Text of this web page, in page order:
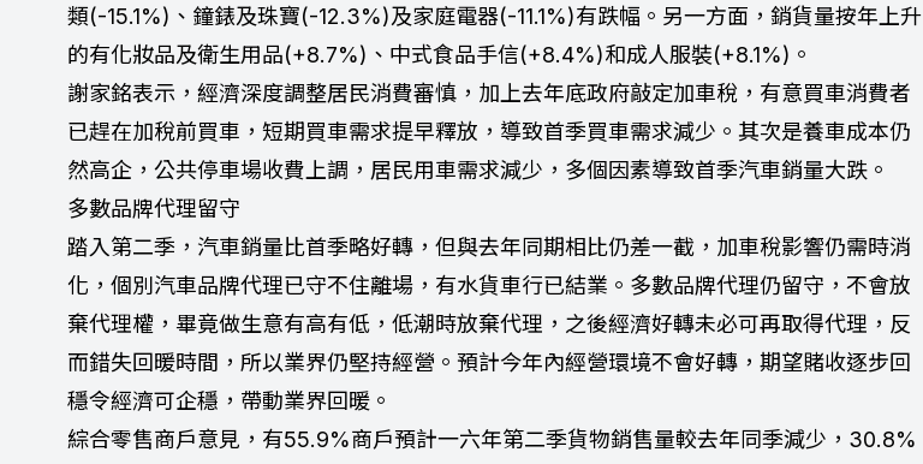
類(-15.1%)、鐘錶及珠寶(-12.3%)及家庭電器(-11.1%)有跌幅。另一方面，銷貨量按年上升
的有化妝品及衛生用品(+8.7%)、中式食品手信(+8.4%)和成人服裝(+8.1%)。
謝家銘表示，經濟深度調整居民消費審慎，加上去年底政府敲定加車稅，有意買車消費者
已趕在加稅前買車，短期買車需求提早釋放，導致首季買車需求減少。其次是養車成本仍
然高企，公共停車場收費上調，居民用車需求減少，多個因素導致首季汽車銷量大跌。
多數品牌代理留守
踏入第二季，汽車銷量比首季略好轉，但與去年同期相比仍差一截，加車稅影響仍需時消
化，個別汽車品牌代理已守不住離場，有水貨車行已結業。多數品牌代理仍留守，不會放
棄代理權，畢竟做生意有高有低，低潮時放棄代理，之後經濟好轉未必可再取得代理，反
而錯失回暖時間，所以業界仍堅持經營。預計今年內經營環境不會好轉，期望賭收逐步回
穩令經濟可企穩，帶動業界回暖。
綜合零售商戶意見，有55.9%商戶預計一六年第二季貨物銷售量較去年同季減少，30.8%